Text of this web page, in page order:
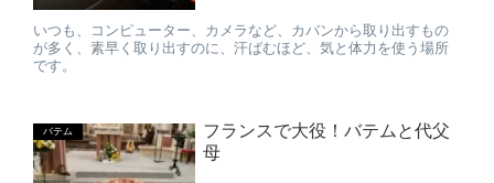
いつも、コンピューター、カメラなど、カバンから取り出すもの
が多く、素早く取り出すのに、汗ばむほど、気と体力を使う場所
です。
バテム
フランスで大役！バテムと代父
母